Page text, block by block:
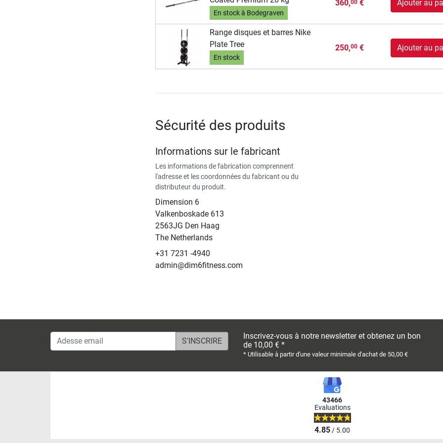
En stock à Bodegraven
360,00€ Ajouter au
Range disques et barres Nike
Plate Tree
En stock
250,00€ Ajouter au
Sécurité des produits
Informations sur le fabricant
Les informations de fabrication comprennent
l'adresse et les coordonnées du fabricant ou du
distributeur du produit.
Dimension 6
Valkenboskade 613
2563JG Den Haag
The Netherlands
+31 7231 -4940
admin@dim6fitness.com
Adesse email
Inscrivez-vous à notre newsletter et obtenez un bon
de 10,00 € *
* Utilisable à partir d'une valeur minimale d'achat de 50,00 €
43466
Evaluations
4.85/ 5.00